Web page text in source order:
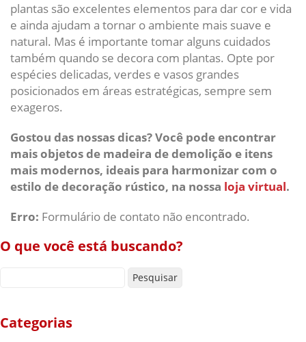
O que você está buscando?
Categorias
plantas são excelentes elementos para dar cor e vida
e ainda ajudam a tornar o ambiente mais suave e
natural. Mas é importante tomar alguns cuidados
também quando se decora com plantas. Opte por
espécies delicadas, verdes e vasos grandes
posicionados em áreas estratégicas, sempre sem
exageros.
Gostou das nossas dicas? Você pode encontrar
mais objetos de madeira de demolição e itens
mais modernos, ideais para harmonizar com o
estilo de decoração rústico, na nossa loja virtual.
Erro: Formulário de contato não encontrado.